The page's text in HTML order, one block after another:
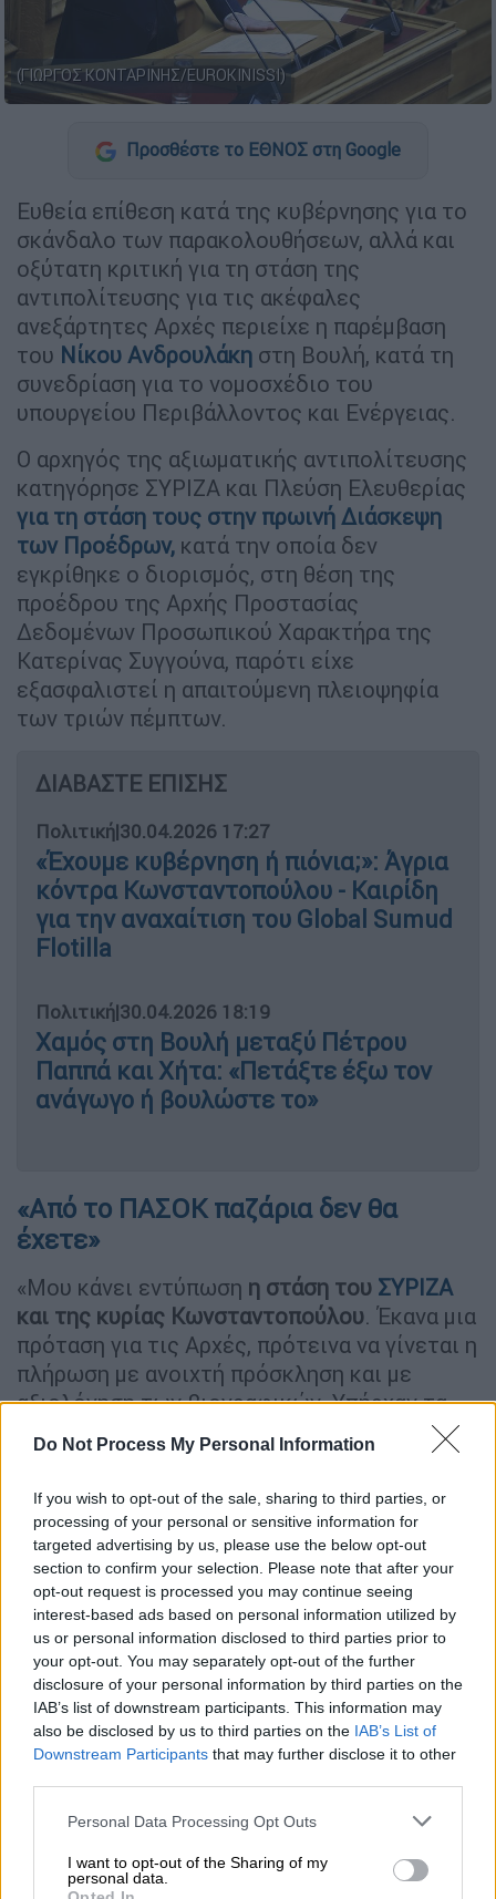
Do Not Process My Personal Information
If you wish to opt-out of the sale, sharing to third parties, or
processing of your personal or sensitive information for
targeted advertising by us, please use the below opt-out
section to confirm your selection. Please note that after your
opt-out request is processed you may continue seeing
interest-based ads based on personal information utilized by
us or personal information disclosed to third parties prior to
your opt-out. You may separately opt-out of the further
disclosure of your personal information by third parties on the
IAB’s list of downstream participants. This information may
also be disclosed by us to third parties on the IAB’s List of
Downstream Participants that may further disclose it to other
Please note that this website/app uses one or more Google
not limited to your visit or usage behaviour. You may click to
grant or deny consent to Google and its third-party tags to
Personal Data Processing Opt Outs
I want to opt-out of the Sharing of my
personal data.
(ΓΙΩΡΓΟΣ ΚΟΝΤΑΡΙΝΗΣ/EUROKINISSI)
Προσθέστε το ΕΘΝΟΣ στη Google
Ευθεία επίθεση κατά της κυβέρνησης για το
σκάνδαλο των παρακολουθήσεων, αλλά και
οξύτατη κριτική για τη στάση της
αντιπολίτευσης για τις ακέφαλες
ανεξάρτητες Αρχές περιείχε η παρέμβαση
του Νίκου Ανδρουλάκη στη Βουλή, κατά τη
συνεδρίαση για το νομοσχέδιο του
υπουργείου Περιβάλλοντος και Ενέργειας.
Ο αρχηγός της αξιωματικής αντιπολίτευσης
κατηγόρησε ΣΥΡΙΖΑ και Πλεύση Ελευθερίας
για τη στάση τους στην πρωινή Διάσκεψη
των Προέδρων, κατά την οποία δεν
εγκρίθηκε ο διορισμός, στη θέση της
προέδρου της Αρχής Προστασίας
Δεδομένων Προσωπικού Χαρακτήρα της
Κατερίνας Συγγούνα, παρότι είχε
εξασφαλιστεί η απαιτούμενη πλειοψηφία
των τριών πέμπτων.
ΔΙΑΒΑΣΤΕ ΕΠΙΣΗΣ
Πολιτική|30.04.2026 17:27
«Έχουμε κυβέρνηση ή πιόνια;»: Άγρια
κόντρα Κωνσταντοπούλου - Καιρίδη
για την αναχαίτιση του Global Sumud
Flotilla
Πολιτική|30.04.2026 18:19
Χαμός στη Βουλή μεταξύ Πέτρου
Παππά και Χήτα: «Πετάξτε έξω τον
ανάγωγο ή βουλώστε το»
«Από το ΠΑΣΟΚ παζάρια δεν θα
έχετε»
«Μου κάνει εντύπωση η στάση του ΣΥΡΙΖΑ
και της κυρίας Κωνσταντοπούλου. Έκανα μια
πρόταση για τις Αρχές, πρότεινα να γίνεται η
πλήρωση με ανοιχτή πρόσκληση και με
αξιολόγηση των βιογραφικών. Υπήρχαν τα
3/5 στο πρόσωπο της Κατερίνας Συγγούνα
και ακυρώθηκε η διαδικασία. Γιατί; Πότε
ξαναέγιναν αυτά τα πράγματα; Ποιος
κωλυσιεργεί, εμείς ή εσείς κύριοι της
κυβέρνησης;Παζάρια θέλετε, από το ΠΑΣΟΚ
παζάρια δεν θα έχετε.Δεν είναι φέουδο το
Κοινοβούλιο, επειδή είμαστε εμείς εδώ»,
είπε ο Νίκος Ανδρουλάκης.
Απευθυνόμενος στα έδρανα των δύο
κομμάτων της αντιπολίτευσης, ο πρόεδρος
τουΠΑΣΟΚ ρώτησε: «καλά, τόσους μήνες
δεν είχατε χρόνο από τα 60 βιογραφικά να
προκρίνετε έναν;Αντί να καταγγείλετε την
ΝΔ για την εκτροπή, καταγγέλλετε το
ΠΑΣΟΚ; Και μιλάτε για πρόβα
συγκυβέρνησης;
Ξεχνάτε ότι για το ΕΣΡ τα